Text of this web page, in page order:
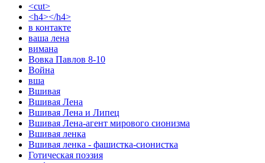
<cut>
<h4></h4>
в контакте
ваша лена
вимана
Вовка Павлов 8-10
Война
вша
Вшивая
Вшивая Лена
Вшивая Лена и Липец
Вшивая Лена-агент мирового сионизма
Вшивая ленка
Вшивая ленка - фашистка-сионистка
Готическая поэзия